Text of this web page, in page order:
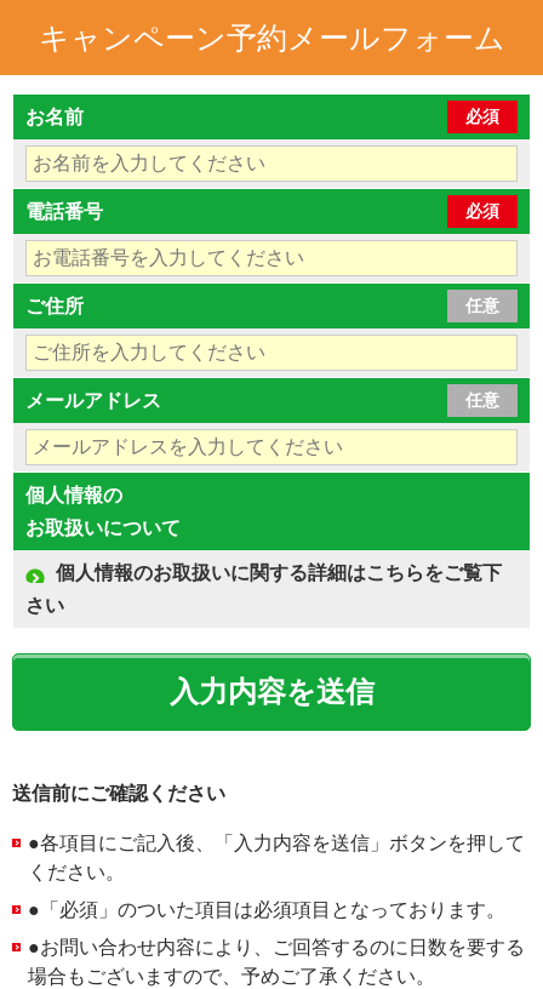
キャンペーン予約メールフォーム
お名前 必須
電話番号 必須
ご住所 任意
メールアドレス 任意
個人情報の
お取扱いについて
個人情報のお取扱いに関する詳細はこちらをご覧下
さい
送信前にご確認ください
●各項目にご記入後、「入力内容を送信」ボタンを押して
ください。
●「必須」のついた項目は必須項目となっております。
●お問い合わせ内容により、ご回答するのに日数を要する
場合もございますので、予めご了承ください。